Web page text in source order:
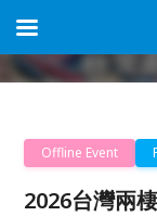
Offline Event
2026台灣兩